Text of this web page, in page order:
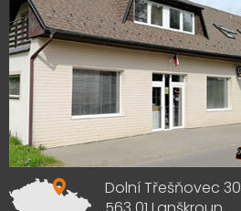
Dolní Třešňovec 30